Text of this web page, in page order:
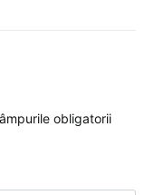
obligatorii